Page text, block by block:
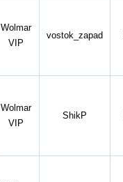
Wolmar
VIP
vostok_zapad
Wolmar
VIP
ShikP